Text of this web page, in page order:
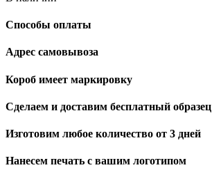
Способы оплаты
Адрес самовывоза
Короб имеет маркировку
Сделаем и доставим бесплатный образец
Изготовим любое количество от 3 дней
Нанесем печать с вашим логотипом